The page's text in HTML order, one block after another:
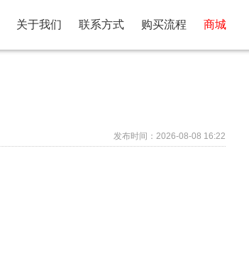
关于我们 联系方式 购买流程 商城
发布时间：2026-08-08 16:22